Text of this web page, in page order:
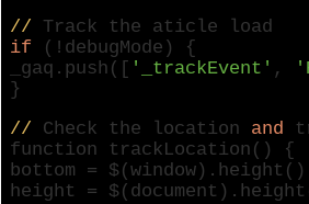
// Track the aticle load
if (!debugMode) {
_gaq.push([
'_trackEvent' ,
}
// Check the location and
function trackLocation() {
bottom = $(window
height = $( document